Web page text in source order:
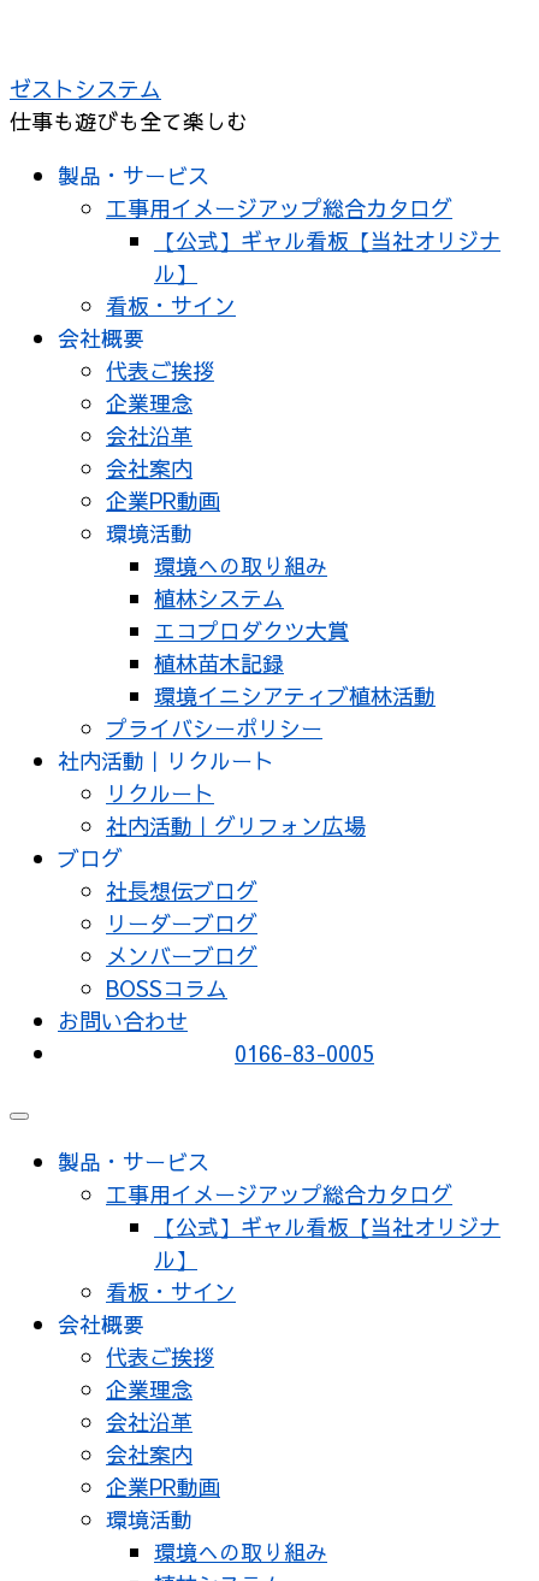
ゼストシステム
仕事も遊びも全て楽しむ
製品・サービス
工事用イメージアップ総合カタログ
【公式】ギャル看板【当社オリジナ
ル】
看板・サイン
会社概要
代表ご挨拶
企業理念
会社沿革
会社案内
企業PR動画
環境活動
環境への取り組み
植林システム
エコプロダクツ大賞
植林苗木記録
環境イニシアティブ植林活動
プライバシーポリシー
社内活動｜リクルート
リクルート
社内活動｜グリフォン広場
ブログ
社長想伝ブログ
リーダーブログ
メンバーブログ
BOSSコラム
お問い合わせ
0166-83-0005
製品・サービス
工事用イメージアップ総合カタログ
【公式】ギャル看板【当社オリジナ
ル】
看板・サイン
会社概要
代表ご挨拶
企業理念
会社沿革
会社案内
企業PR動画
環境活動
環境への取り組み